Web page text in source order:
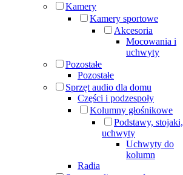
Kamery
Kamery sportowe
Akcesoria
Mocowania i
uchwyty
Pozostałe
Pozostałe
Sprzęt audio dla domu
Części i podzespoły
Kolumny głośnikowe
Podstawy, stojaki,
uchwyty
Uchwyty do
kolumn
Radia